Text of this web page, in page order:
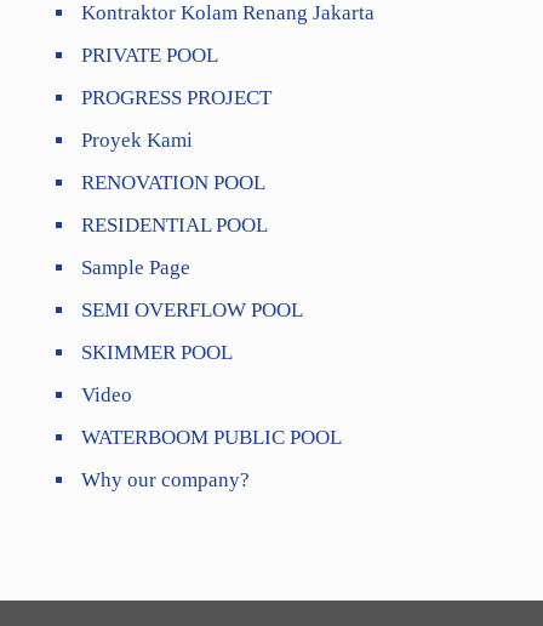
Kontraktor Kolam Renang Jakarta
PRIVATE POOL
PROGRESS PROJECT
Proyek Kami
RENOVATION POOL
RESIDENTIAL POOL
Sample Page
SEMI OVERFLOW POOL
SKIMMER POOL
Video
WATERBOOM PUBLIC POOL
Why our company?